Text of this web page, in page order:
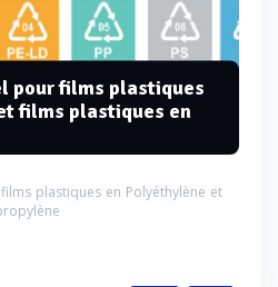
pour films plastiques
films plastiques en
plastiques en Polyéthylène et